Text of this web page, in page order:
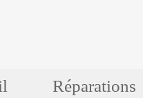
Réparations